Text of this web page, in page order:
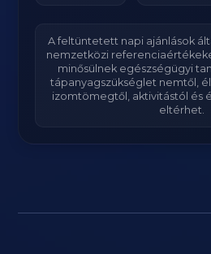
A feltüntetett napi ajánlások
nemzetközi
minősülnek egészségügyi
tápanyagszükséglet nemtől,
izomtömegtől, aktivitástól és
eltérhet.